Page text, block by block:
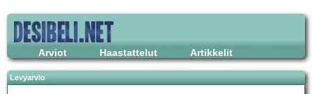
Arviot Haastattelut Artikkelit
Levyarvio